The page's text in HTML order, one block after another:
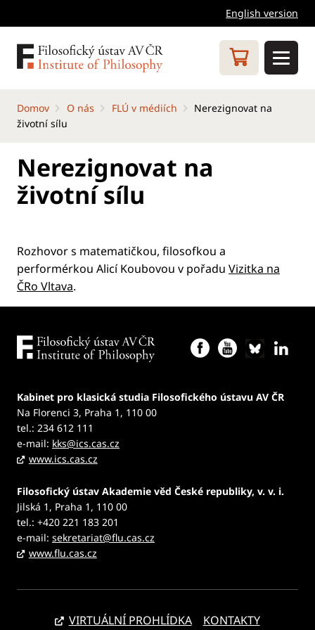
English version
Domov O nás FLÚ v médiích
Nerezignovat na
životní sílu
Nerezignovat na
životní sílu
Rozhovor s matematičkou, filosofkou a
performérkou Alicí Koubovou v pořadu Vizitka na
ČRo Vltava.
Kabinet pro klasická studia Filosofického ústavu AV ČR
Na Florenci 3, Praha 1, 110 00
tel.: 234 612 111
e-mail: kks@ics.cas.cz
www.ics.cas.cz
Filosofický ústav Akademie věd České republiky, v. v. i.
Jilská 1, Praha 1, 110 00
tel.: +420 221 183 201
e-mail: sekretariat@flu.cas.cz
www.flu.cas.cz
VIRTUÁLNÍ PROHLÍDKA KONTAKTY